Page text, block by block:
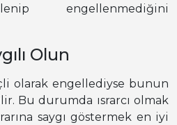
engellenmediğini
Olun
olarak engellediyse bunun
Bu durumda ısrarcı olmak
saygı göstermek en iyi